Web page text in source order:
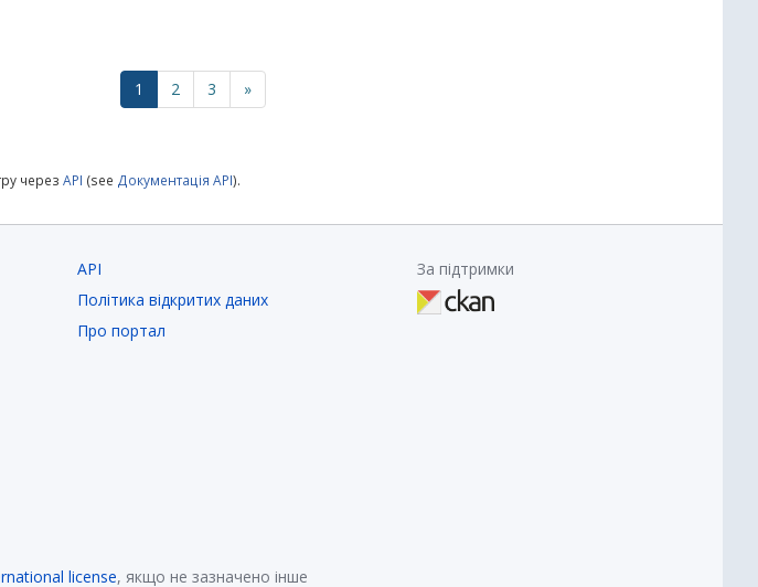
1 2 3 »
через API (see Документація API).
API
Політика відкритих даних
Про портал
За підтримки
license, якщо не зазначено інше